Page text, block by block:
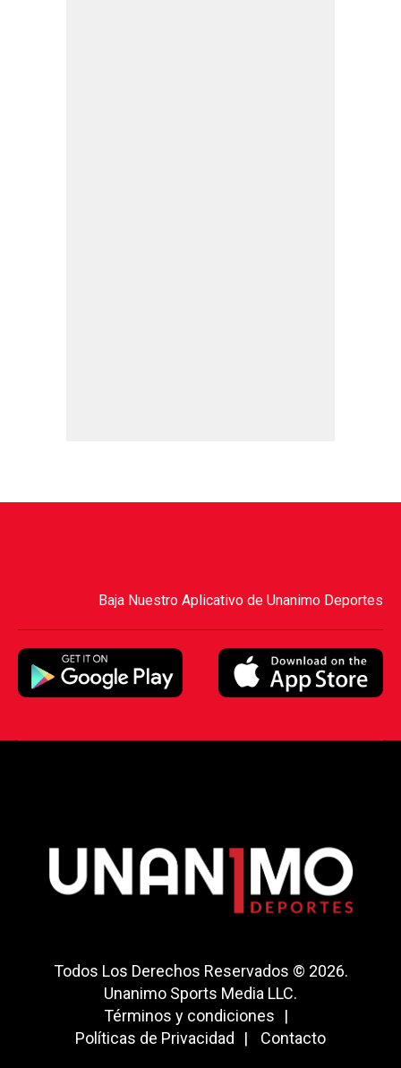
Baja Nuestro Aplicativo de Unanimo Deportes
Todos Los Derechos Reservados © 2026.
Unanimo Sports Media LLC.
Términos y condiciones
Políticas de Privacidad
Contacto